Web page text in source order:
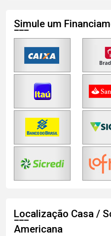
Simule um
Localização Casa /
Americana